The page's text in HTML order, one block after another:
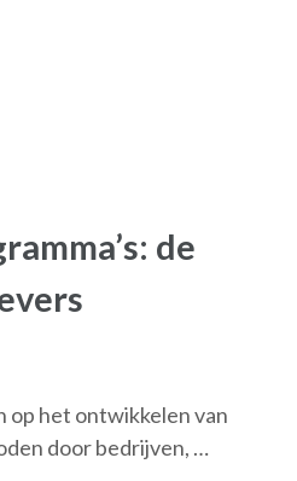
de
op het ontwikkelen van
door bedrijven, …